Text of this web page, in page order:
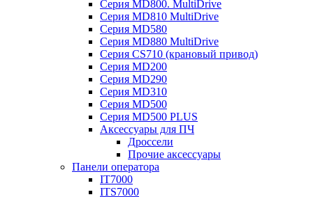
Серия MD800. MultiDrive
Серия MD810 MultiDrive
Серия MD580
Серия MD880 MultiDrive
Серия CS710 (крановый привод)
Серия MD200
Серия MD290
Серия MD310
Серия MD500
Серия MD500 PLUS
Аксессуары для ПЧ
Дроссели
Прочие аксессуары
Панели оператора
IT7000
ITS7000